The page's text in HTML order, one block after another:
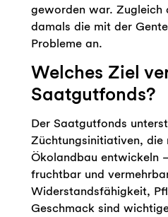
geworden war. Zugleich
damals die mit der
Probleme an.
Welches Ziel
Saatgutfonds?
Der Saatgutfonds
Züchtungsinitiativen, die
Ökolandbau entwickeln
fruchtbar und
Widerstandsfähigkeit,
Geschmack sind